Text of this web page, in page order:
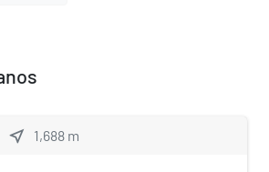
near_me 1,688 m